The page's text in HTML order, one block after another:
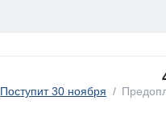
Поступит 30 ноября